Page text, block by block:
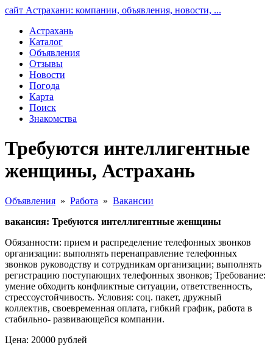
сайт Астрахани: компании, объявления, новости, ...
Астрахань
Каталог
Объявления
Отзывы
Новости
Погода
Карта
Поиск
Знакомства
Требуются интеллигентные
женщины, Астрахань
Объявления » Работа » Вакансии
вакансия: Требуются интеллигентные женщины
Обязанности: прием и распределение телефонных звонков
организации: выполнять перенаправление телефонных
звонков руководству и сотрудникам организации; выполнять
регистрацию поступающих телефонных звонков; Требование:
умение обходить конфликтные ситуации, ответственность,
стрессоустойчивость. Условия: соц. пакет, дружный
коллектив, своевременная оплата, гибкий график, работа в
стабильно- развивающейся компании.
Цена: 20000 рублей